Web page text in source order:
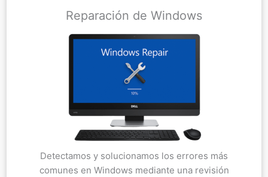
Reparación de Windows
Detectamos y solucionamos los errores más
comunes en Windows mediante una revisión